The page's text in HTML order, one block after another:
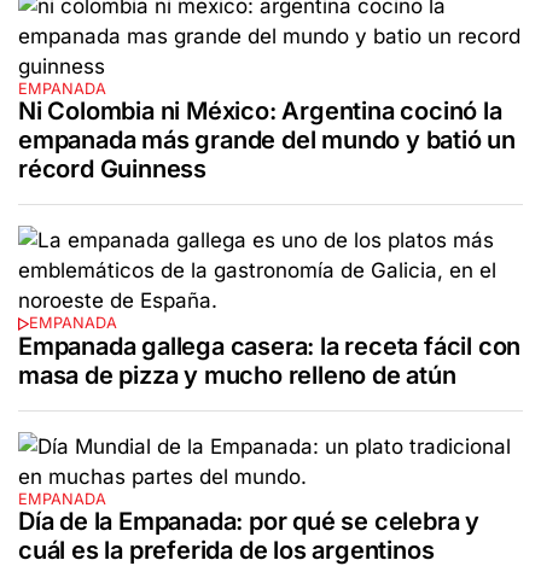
EMPANADA
Ni Colombia ni México: Argentina cocinó la
empanada más grande del mundo y batió un
récord Guinness
EMPANADA
Empanada gallega casera: la receta fácil con
masa de pizza y mucho relleno de atún
EMPANADA
Día de la Empanada: por qué se celebra y
cuál es la preferida de los argentinos